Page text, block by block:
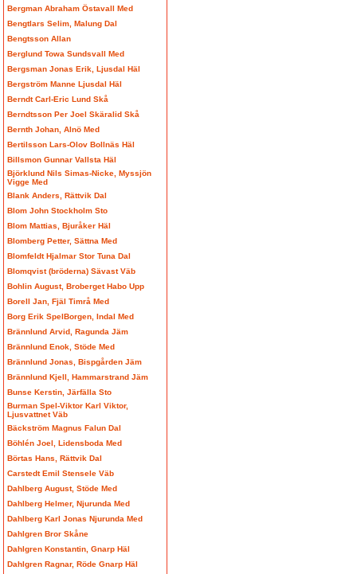
Bergman Abraham Östavall Med
Bengtlars Selim, Malung Dal
Bengtsson Allan
Berglund Towa Sundsvall Med
Bergsman Jonas Erik, Ljusdal Häl
Bergström Manne Ljusdal Häl
Berndt Carl-Eric Lund Skå
Berndtsson Per Joel Skäralid Skå
Bernth Johan, Alnö Med
Bertilsson Lars-Olov Bollnäs Häl
Billsmon Gunnar Vallsta Häl
Björklund Nils Simas-Nicke, Myssjön
Vigge Med
Blank Anders, Rättvik Dal
Blom John Stockholm Sto
Blom Mattias, Bjuråker Häl
Blomberg Petter, Sättna Med
Blomfeldt Hjalmar Stor Tuna Dal
Blomqvist (bröderna) Sävast Väb
Bohlin August, Broberget Habo Upp
Borell Jan, Fjäl Timrå Med
Borg Erik SpelBorgen, Indal Med
Brännlund Arvid, Ragunda Jäm
Brännlund Enok, Stöde Med
Brännlund Jonas, Bispgården Jäm
Brännlund Kjell, Hammarstrand Jäm
Bunse Kerstin, Järfälla Sto
Burman Spel-Viktor Karl Viktor,
Ljusvattnet Väb
Bäckström Magnus Falun Dal
Böhlén Joel, Lidensboda Med
Börtas Hans, Rättvik Dal
Carstedt Emil Stensele Väb
Dahlberg August, Stöde Med
Dahlberg Helmer, Njurunda Med
Dahlberg Karl Jonas Njurunda Med
Dahlgren Bror Skåne
Dahlgren Konstantin, Gnarp Häl
Dahlgren Ragnar, Röde Gnarp Häl